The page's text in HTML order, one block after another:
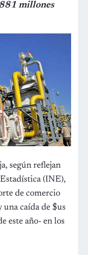
millones
según reflejan
(INE),
de comercio
una caída de $us
este año- en los